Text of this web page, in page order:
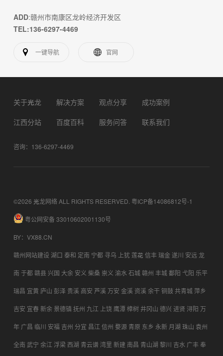
ADD:赣州市南康区龙岭经济开发区
TEL:136-6297-4469
一键导航 官网
关于光龙 解决方案 观点分享
成功案例
江西分站
百度百科 服务问答 联系我们
咨询：136-6297-4469
©2026 光龙网络 ALL RIGHTS RESERVED. 粤ICP备14086812号-1
粤公网安备 33010602001130号
BY： VX88.CN
赣州网站建设 湖口 泰和 定南 宁都 寻乌 上犹莲花 信丰瑞金遂川 安远 龙
南 于都赣县 兴国 大余 安义 柴桑 崇义 渝水石城赣州 丰城鄱阳 弋阳 乐平
瑞昌 宜黄 庐山 彭泽 贵溪 高安 芦溪 万安 金溪 资溪余干铜鼓共青城萍乡
吉安 宜春新余 景德镇抚州 九江上饶鹰潭 樟树 井冈山 德兴进贤 浔阳 万
年 广昌 临川 安福 吉州 分宜 昌江信州 婺源 青原 东乡 永新 月湖 珠山 袁州
全南 武宁 余江 浮梁 西湖 青云谱 湾里 新建 南昌 青山湖 黎川 吉水 广丰 奉